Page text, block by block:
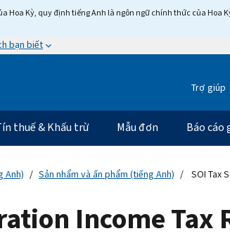
Hoa Kỳ, quy định tiếng Anh là ngôn ngữ chính thức của
bạn biết
Trợ giúp
thuế & Khấu trừ Mẫu đơn Báo cáo
Anh) Sản nhẩm và ấn phẩm (tiếng Anh) SOI Tax
Income